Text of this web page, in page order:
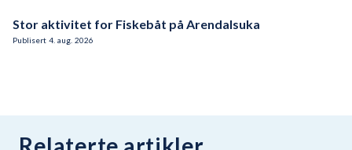
Stor aktivitet for Fiskebåt på Arendalsuka
Publisert 4 aug. 2026